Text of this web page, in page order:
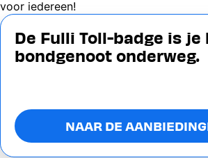
voor iedereen!
De Fulli Toll-badge is je
bondgenoot onderweg.
NAAR DE